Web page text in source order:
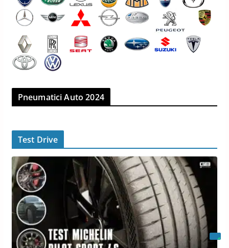
Pneumatici Auto 2024
Test Drive